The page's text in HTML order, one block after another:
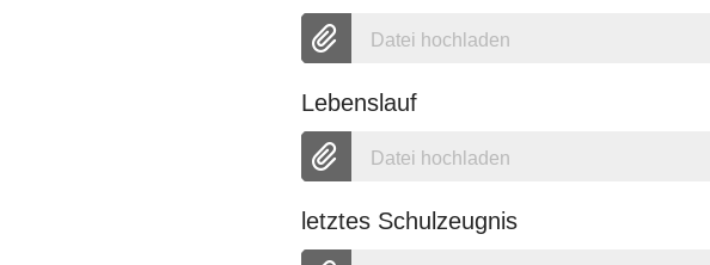
Datei hochladen
Lebenslauf
Datei hochladen
letztes Schulzeugnis